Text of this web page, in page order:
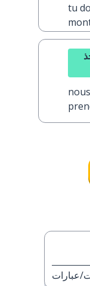
tu
taxi
عبارات